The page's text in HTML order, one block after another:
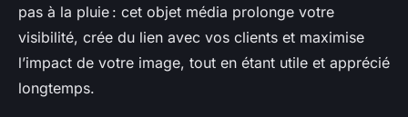
pas à la pluie : cet objet média prolonge votre
visibilité, crée du lien avec vos clients et maximise
l’impact de votre image, tout en étant utile et apprécié
longtemps.